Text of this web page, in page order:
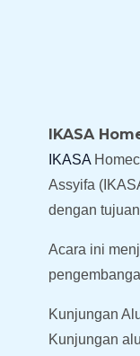
IKASA
IKASA
Assyifa
dengan
Acara ini
Kunjungan
Kunjungan